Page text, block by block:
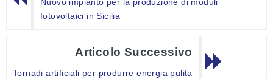
fotovoltaici in Sicilia
Articolo Successivo
Tornadi artificiali per produrre energia pulita